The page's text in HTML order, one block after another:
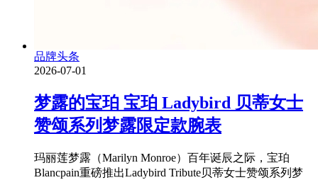
品牌头条
2026-07-01
梦露的宝珀 宝珀 Ladybird 贝蒂女士
赞颂系列梦露限定款腕表
玛丽莲梦露（Marilyn Monroe）百年诞辰之际，宝珀
Blancpain重磅推出Ladybird Tribute贝蒂女士赞颂系列梦